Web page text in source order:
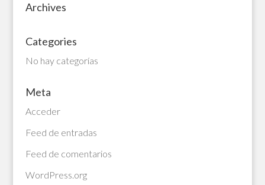
Archives
Categories
No hay categorías
Meta
Acceder
Feed de entradas
Feed de comentarios
WordPress.org